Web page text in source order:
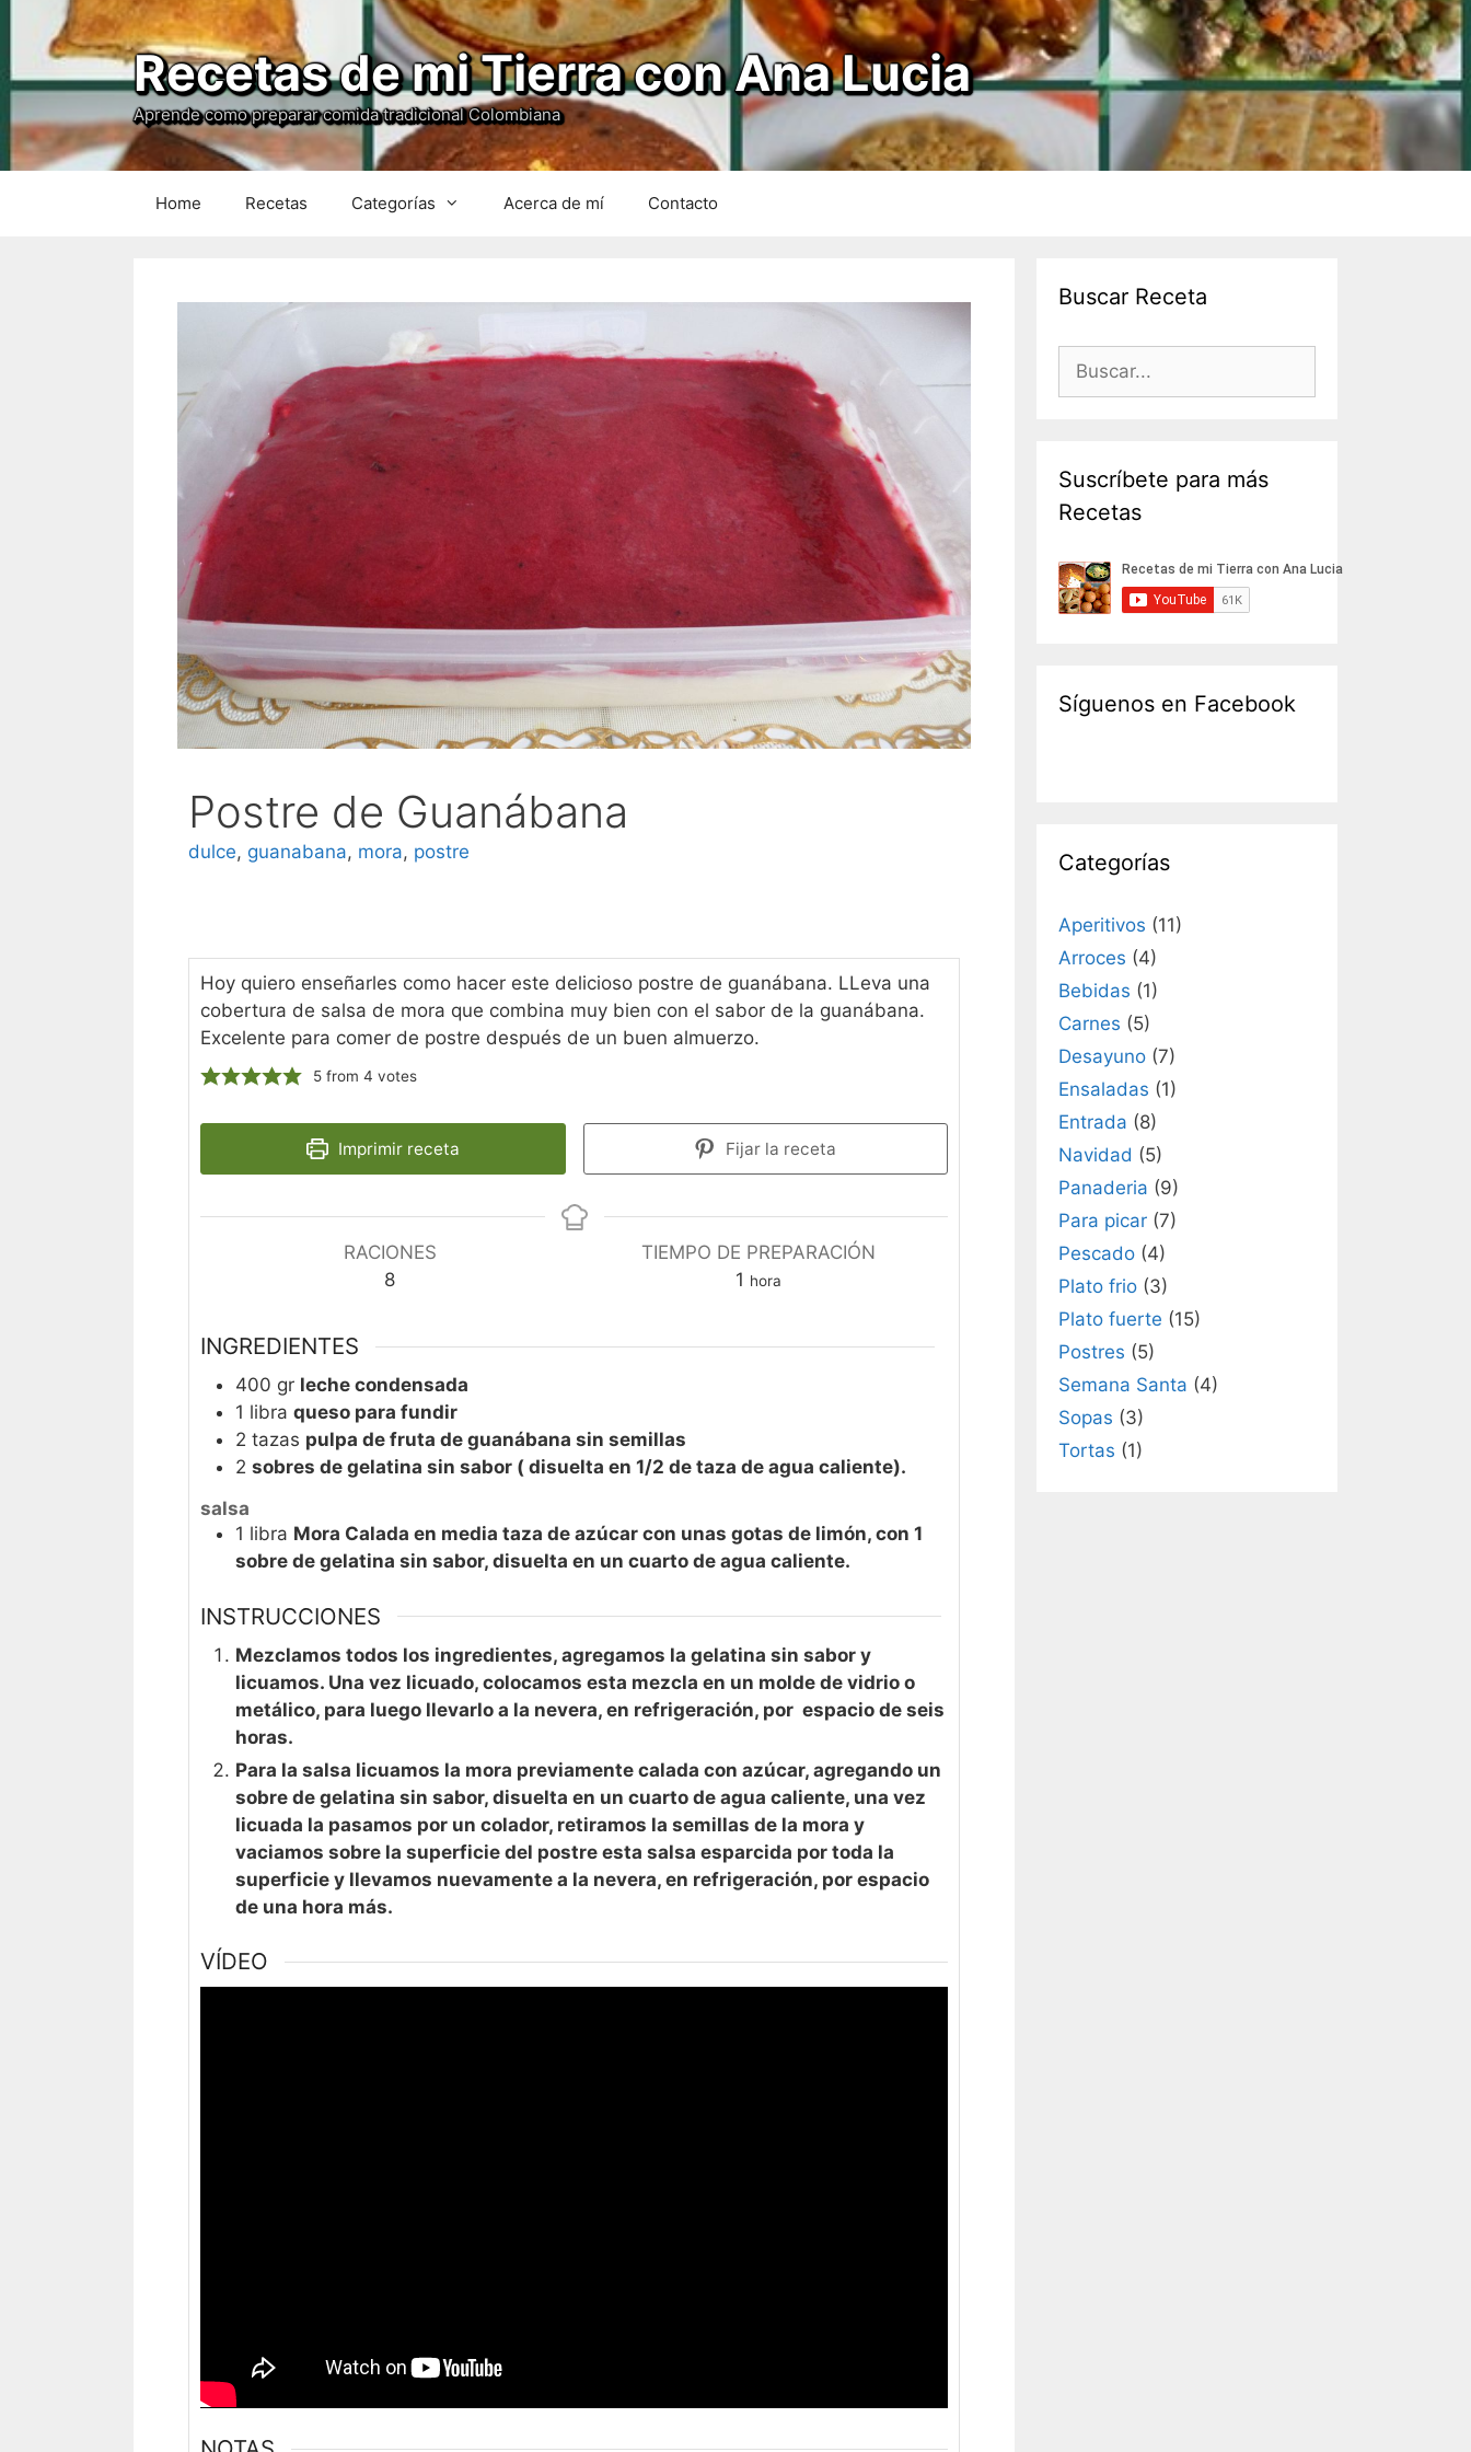
Recetas de mi Tierra con Ana Lucia
Aprende como preparar comida tradicional Colombiana
Home Recetas Categorías Acerca de mí Contacto
Postre de Guanábana
dulce, guanabana, mora, postre
Hoy quiero enseñarles como hacer este delicioso postre de guanábana. LLeva una
cobertura de salsa de mora que combina muy bien con el sabor de la guanábana.
Excelente para comer de postre después de un buen almuerzo.
5 from4 votes
Imprimir receta Fijar la receta
RACIONES
8
TIEMPO DE PREPARACIÓN
1 hora
INGREDIENTES
400 gr leche condensada
1 libra queso para fundir
2 tazas pulpa de fruta de guanábana sin semillas
2 sobres de gelatina sin sabor ( disuelta en 1/2 de taza de agua caliente).
salsa
1 libra Mora Calada en media taza de azúcar con unas gotas de limón, con 1
sobre de gelatina sin sabor, disuelta en un cuarto de agua caliente.
INSTRUCCIONES
Mezclamos todos los ingredientes, agregamos la gelatina sin sabor y
licuamos. Una vez licuado, colocamos esta mezcla en un molde de vidrio o
metálico, para luego llevarlo a la nevera, en refrigeración, por espacio de seis
horas.
Para la salsa licuamos la mora previamente calada con azúcar, agregando un
sobre de gelatina sin sabor, disuelta en un cuarto de agua caliente, una vez
licuada la pasamos por un colador, retiramos la semillas de la mora y
vaciamos sobre la superficie del postre esta salsa esparcida por toda la
superficie y llevamos nuevamente a la nevera, en refrigeración, por espacio
de una hora más.
VÍDEO
Buscar Receta
Suscríbete para más
Recetas
Síguenos en Facebook
Categorías
Aperitivos (11)
Arroces (4)
Bebidas (1)
Carnes (5)
Desayuno (7)
Ensaladas (1)
Entrada (8)
Navidad (5)
Panaderia (9)
Para picar (7)
Pescado (4)
Plato frio (3)
Plato fuerte (15)
Postres (5)
Semana Santa (4)
Sopas (3)
Tortas (1)